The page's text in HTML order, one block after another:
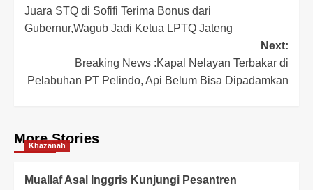
Juara STQ di Sofifi Terima Bonus dari
Gubernur,Wagub Jadi Ketua LPTQ Jateng
Next:
Breaking News :Kapal Nelayan Terbakar di
Pelabuhan PT Pelindo, Api Belum Bisa Dipadamkan
More Stories
Khazanah
Muallaf Asal Inggris Kunjungi Pesantren